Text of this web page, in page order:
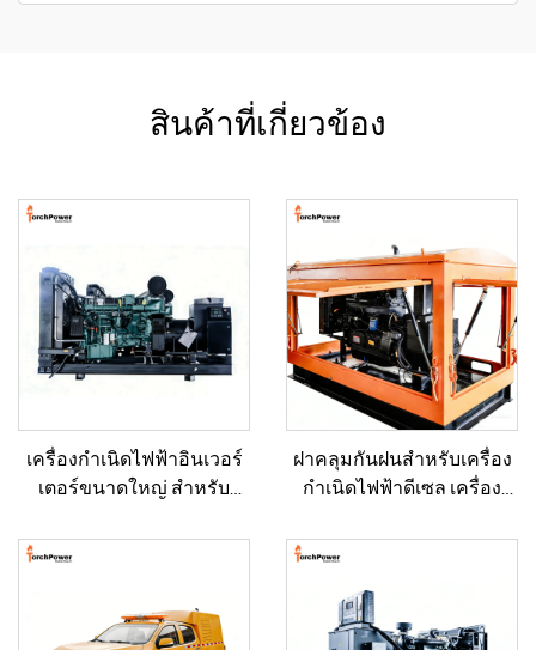
สินค้าที่เกี่ยวข้อง
เครื่องกำเนิดไฟฟ้าอินเวอร์
เตอร์ขนาดใหญ่ สำหรับ
กำเนิดไฟฟ้าดีเซลสำรอง
ฝาคลุมกันฝนสำหรับเครื่อง
กำเนิดไฟฟ้าดีเซล เครื่อง
สำหรับงานก่อสร้างกลาง
เทศบาล